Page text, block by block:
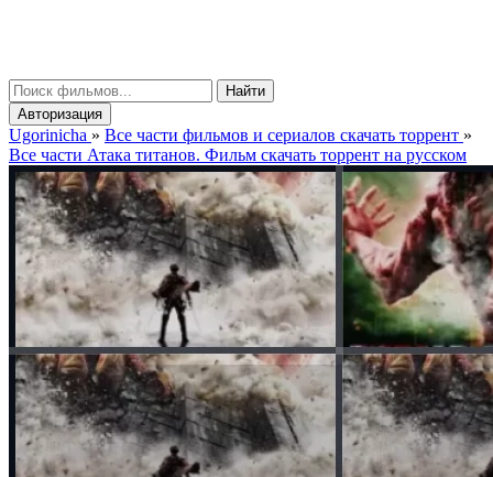
Найти
Авторизация
Ugorinicha » Все части фильмов и сериалов скачать торрент »
Все части Атака титанов. Фильм скачать торрент на русском